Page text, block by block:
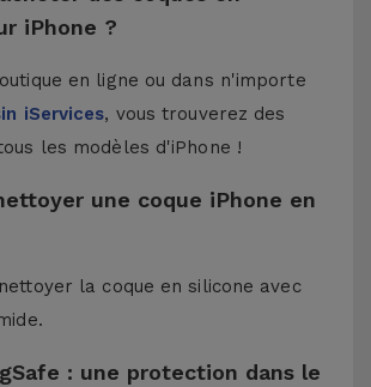
iPhone ?
en ligne ou dans n'importe
iServices, vous trouverez des
les modèles d'iPhone !
une coque iPhone en
la coque en silicone avec
: une protection dans le